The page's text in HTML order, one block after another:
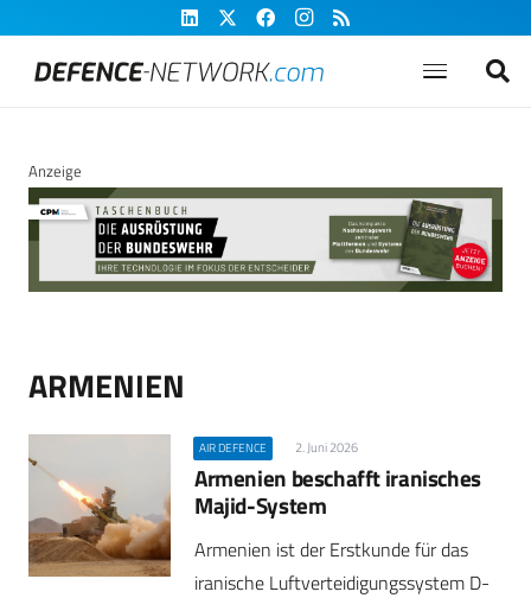
Anzeige
ARMENIEN
AIR DEFENCE 2. Juni 2026
Armenien beschafft iranisches
Majid-System
Armenien ist der Erstkunde für das
iranische Luftverteidigungssystem D-